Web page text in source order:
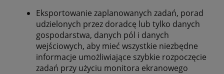
Eksportowanie zaplanowanych zadań, porad
udzielonych przez doradcę lub tylko danych
gospodarstwa, danych pól i danych
wejściowych, aby mieć wszystkie niezbędne
informacje umożliwiające szybkie rozpoczęcie
zadań przy użyciu monitora ekranowego